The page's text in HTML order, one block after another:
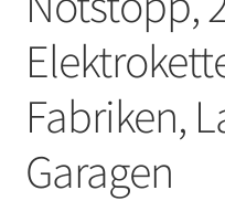
Fabriken,
Garagen